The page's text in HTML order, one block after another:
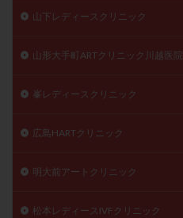
山下レディースクリニック
山形大手町ARTクリニック川越医院
峯レディースクリニック
広島HARTクリニック
明大前アートクリニック
松本レディースIVFクリニック